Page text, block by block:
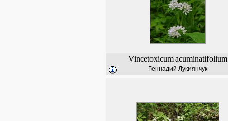
Vincetoxicum acuminatifolium
Геннадий Лукиянчук